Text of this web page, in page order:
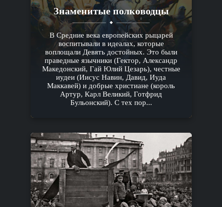
Знаменитые полководцы
В Средние века европейских рыцарей
воспитывали в идеалах, которые
воплощали Девять достойных. Это были
праведные язычники (Гектор, Александр
Македонский, Гай Юлий Цезарь), честные
иудеи (Иисус Навин, Давид, Иуда
Маккавей) и добрые христиане (король
Артур, Карл Великий, Готфрид
Бульонский). С тех пор...